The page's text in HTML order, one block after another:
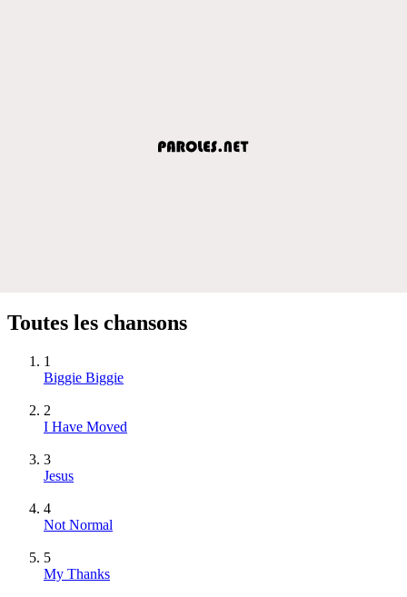
Toutes les chansons
1
Biggie Biggie
2
I Have Moved
3
Jesus
4
Not Normal
5
My Thanks